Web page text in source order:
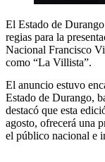
El Estado de
regias para la
Nacional Francisco
como “La Villista”.
El anuncio estuvo
Estado de Durango,
destacó que esta
agosto, ofrecerá una
el público nacional e